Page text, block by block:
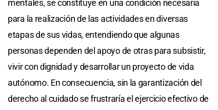
mentales, se constituye en una condición necesaria
para la realización de las actividades en diversas
etapas de sus vidas, entendiendo que algunas
personas dependen del apoyo de otras para subsistir,
vivir con dignidad y desarrollar un proyecto de vida
autónomo. En consecuencia, sin la garantización del
derecho al cuidado se frustraría el ejercicio efectivo de